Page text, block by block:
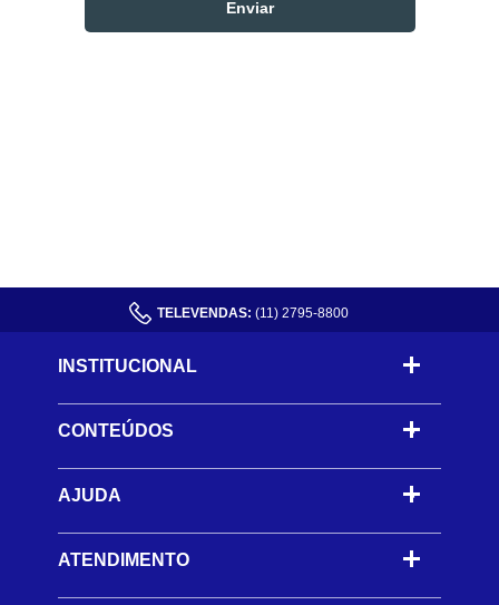
TELEVENDAS: (11) 2795-8800
INSTITUCIONAL
CONTEÚDOS -
AJUDA -
ATENDIMENTO